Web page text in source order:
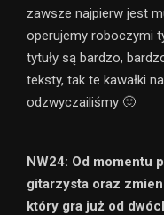
zawsze najpierw jest
operujemy roboczymi
tytuły są bardzo,
teksty, tak te kawałki
odzwyczailiśmy 🙂
NW24: Od momentu
gitarzysta oraz
który gra już od